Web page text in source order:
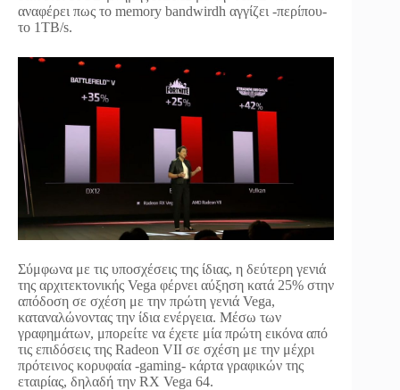
αναφέρει πως το memory bandwirdh αγγίζει -περίπου-
τo 1TB/s.
Σύμφωνα με τις υποσχέσεις της ίδιας, η δεύτερη γενιά
της αρχιτεκτονικής Vega φέρνει αύξηση κατά 25% στην
απόδοση σε σχέση με την πρώτη γενιά Vega,
καταναλώνοντας την ίδια ενέργεια. Μέσω των
γραφημάτων, μπορείτε να έχετε μία πρώτη εικόνα από
τις επιδόσεις της Radeon VII σε σχέση με την μέχρι
πρότεινος κορυφαία -gaming- κάρτα γραφικών της
εταιρίας, δηλαδή την RX Vega 64.